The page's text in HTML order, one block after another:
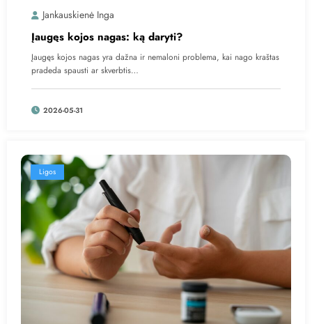
Jankauskienė Inga
Įaugęs kojos nagas: ką daryti?
Įaugęs kojos nagas yra dažna ir nemaloni problema, kai nago kraštas
pradeda spausti ar skverbtis…
2026-05-31
Ligos